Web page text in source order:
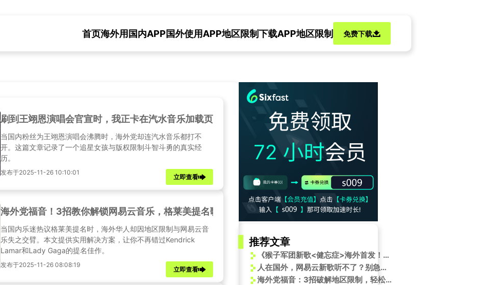
首页海外用国内APP国外使用APP地区限制下载APP地区限制 免费下载
刷到王翊恩演唱会官宣时，我正卡在汽水音乐加载页面——原来海外党连追星都要闯三关
当国内粉丝为王翊恩演唱会沸腾时，海外党却连汽水音乐都打不
开。这篇文章记录了一个追星女孩与版权限制斗智斗勇的真实经
历。
发布于2025-11-26 10:10:01
立即查看
海外党福音！3招教你解锁网易云音乐，格莱美提名歌单畅听无阻
当国内乐迷热议格莱美提名时，海外华人却因地区限制与网易云音
乐失之交臂。本文提供实用解决方案，让你不再错过Kendrick
Lamar和Lady Gaga的提名佳作。
发布于2025-11-26 08:08:19
立即查看
推荐文章
《猴子军团新歌<健忘症>海外首发！Sixfast一键解锁网易云音乐地区限制》
人在国外，网易云新歌听不了？别急，我教你几招搞定
海外党福音：3招破解地区限制，轻松追看全运会直播不卡顿！